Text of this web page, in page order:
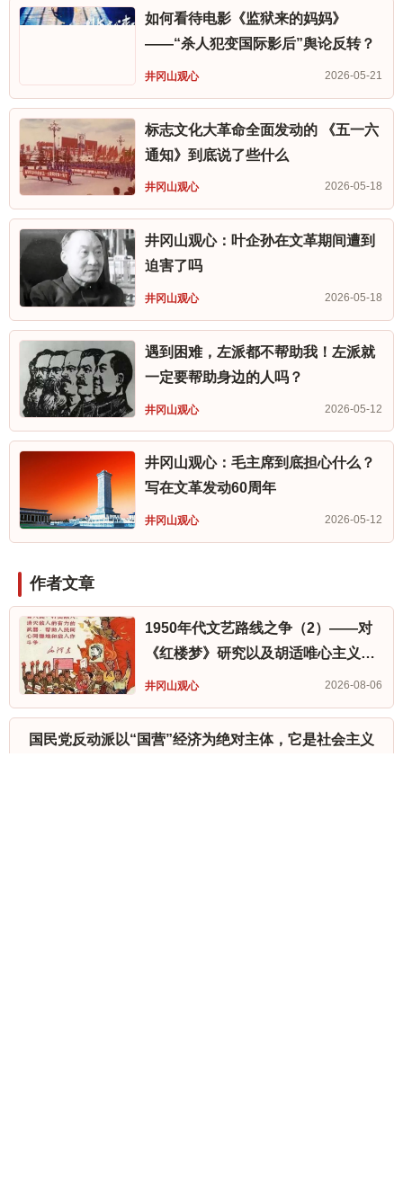
如何看待电影《监狱来的妈妈》
——“杀人犯变国际影后”舆论反转？
井冈山观心 2026-05-21
标志文化大革命全面发动的 《五一六
通知》到底说了些什么
井冈山观心 2026-05-18
井冈山观心：叶企孙在文革期间遭到
迫害了吗
井冈山观心 2026-05-18
遇到困难，左派都不帮助我！左派就
一定要帮助身边的人吗？
井冈山观心 2026-05-12
井冈山观心：毛主席到底担心什么？
写在文革发动60周年
井冈山观心 2026-05-12
作者文章
1950年代文艺路线之争（2）——对
《红楼梦》研究以及胡适唯心主义的
批判。无产阶级文艺之四
井冈山观心 2026-08-06
国民党反动派以“国营”经济为绝对主体，它是社会主义